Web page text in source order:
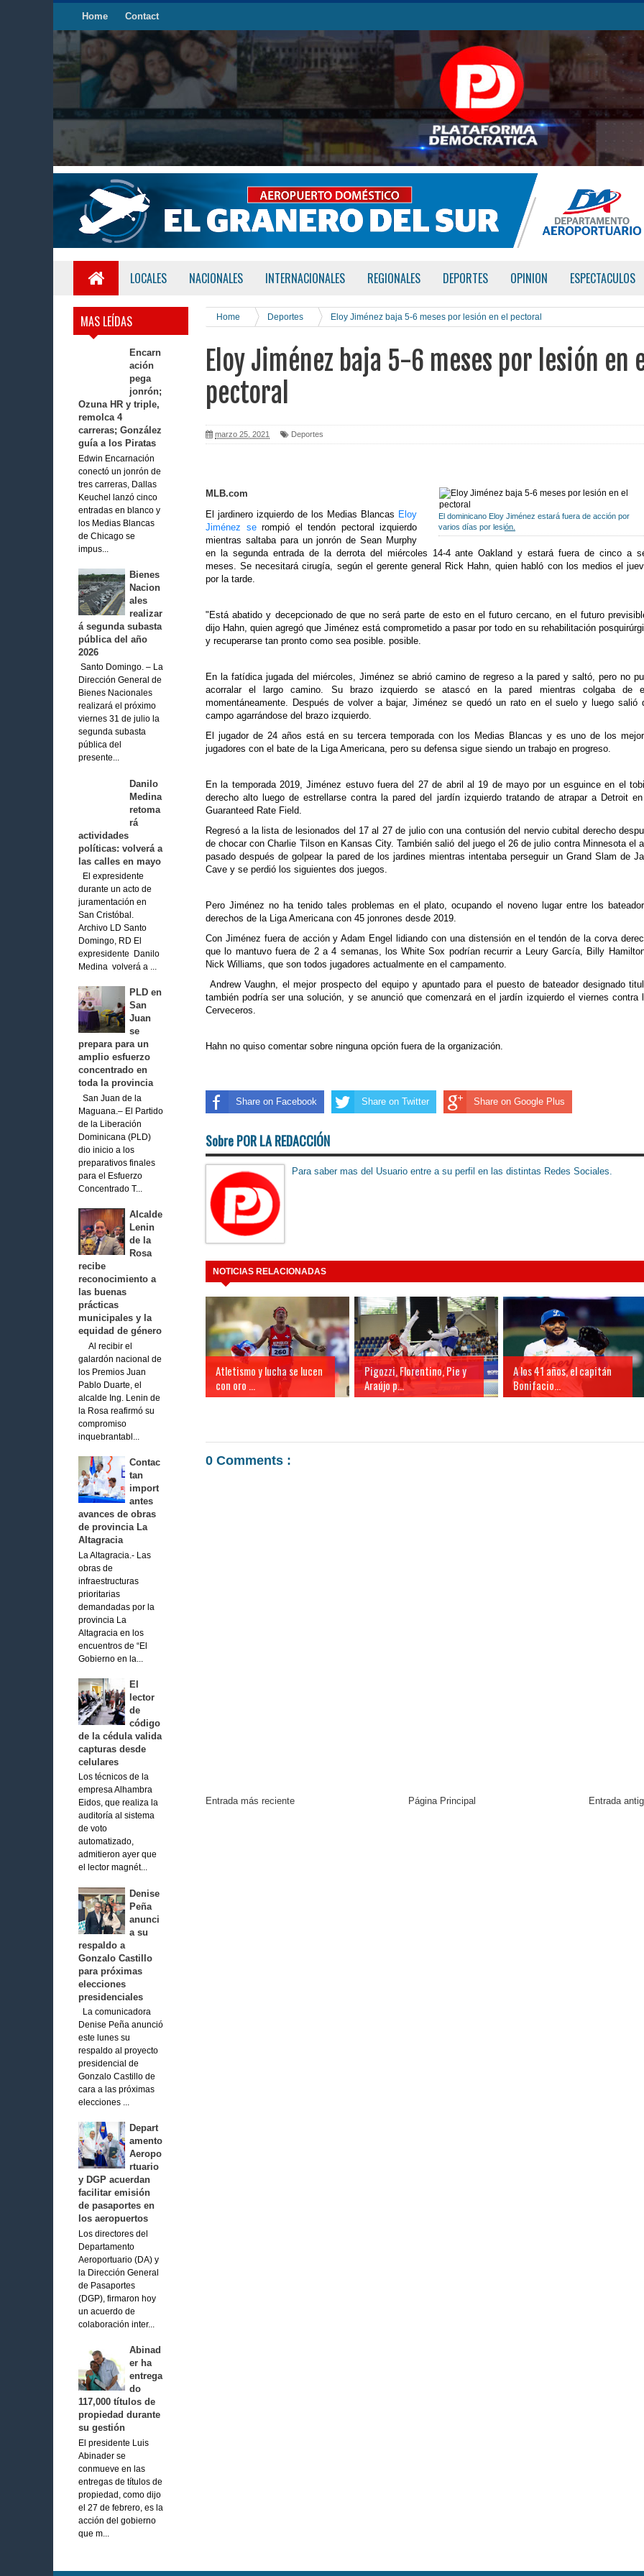
Home Contact
LOCALES NACIONALES INTERNACIONALES REGIONALES DEPORTES OPINION ESPECTACULOS
MAS LEÍDAS
Encarn
ación
pega
jonrón;
Ozuna HR y triple,
remolca 4
carreras; González
guía a los Piratas
Edwin Encarnación
conectó un jonrón de
tres carreras, Dallas
Keuchel lanzó cinco
entradas en blanco y
los Medias Blancas
de Chicago se
impus...
Bienes
Nacion
ales
realizar
á segunda subasta
pública del año
2026
Santo Domingo. – La
Dirección General de
Bienes Nacionales
realizará el próximo
viernes 31 de julio la
segunda subasta
pública del
presente...
Danilo
Medina
retoma
rá
actividades
políticas: volverá a
las calles en mayo
El expresidente
durante un acto de
juramentación en
San Cristóbal.
Archivo LD Santo
Domingo, RD El
expresidente Danilo
Medina volverá a ...
PLD en
San
Juan
se
prepara para un
amplio esfuerzo
concentrado en
toda la provincia
San Juan de la
Maguana.– El Partido
de la Liberación
Dominicana (PLD)
dio inicio a los
preparativos finales
para el Esfuerzo
Concentrado T...
Alcalde
Lenin
de la
Rosa
recibe
reconocimiento a
las buenas
prácticas
municipales y la
equidad de género
Al recibir el
galardón nacional de
los Premios Juan
Pablo Duarte, el
alcalde Ing. Lenin de
la Rosa reafirmó su
compromiso
inquebrantabl...
Contac
tan
import
antes
avances de obras
de provincia La
Altagracia
La Altagracia.- Las
obras de
infraestructuras
prioritarias
demandadas por la
provincia La
Altagracia en los
encuentros de “El
Gobierno en la...
El
lector
de
código
de la cédula valida
capturas desde
celulares
Los técnicos de la
empresa Alhambra
Eidos, que realiza la
auditoría al sistema
de voto
automatizado,
admitieron ayer que
el lector magnét...
Denise
Peña
anunci
a su
respaldo a
Gonzalo Castillo
para próximas
elecciones
presidenciales
La comunicadora
Denise Peña anunció
este lunes su
respaldo al proyecto
presidencial de
Gonzalo Castillo de
cara a las próximas
elecciones ...
Depart
amento
Aeropo
rtuario
y DGP acuerdan
facilitar emisión
de pasaportes en
los aeropuertos
Los directores del
Departamento
Aeroportuario (DA) y
la Dirección General
de Pasaportes
(DGP), firmaron hoy
un acuerdo de
colaboración inter...
Abinad
er ha
entrega
do
117,000 títulos de
propiedad durante
su gestión
El presidente Luis
Abinader se
conmueve en las
entregas de títulos de
propiedad, como dijo
el 27 de febrero, es la
acción del gobierno
que m...
Home Deportes Eloy Jiménez baja 5-6 meses por lesión en el pectoral
Eloy Jiménez baja 5-6 meses por lesión en
pectoral
marzo 25, 2021 Deportes
El dominicano Eloy Jiménez estará fuera de acción por
varios días por lesión.
MLB.com
El jardinero izquierdo de los Medias Blancas Eloy
Jiménez serompió el tendón pectoral izquierdo
mientras saltaba para un jonrón de Sean Murphy
en la segunda entrada de la derrota del miércoles 14-4 ante Oakland y estará fuera de cinco a
meses. Se necesitará cirugía, según el gerente general Rick Hahn, quien habló con los medios el
por la tarde.
"Está abatido y decepcionado de que no será parte de esto en el futuro cercano, en el futuro
dijo Hahn, quien agregó que Jiménez está comprometido a pasar por todo en su rehabilitación
y recuperarse tan pronto como sea posible. posible.
En la fatídica jugada del miércoles, Jiménez se abrió camino de regreso a la pared y saltó, pero no
acorralar el largo camino. Su brazo izquierdo se atascó en la pared mientras colgaba de
momentáneamente. Después de volver a bajar, Jiménez se quedó un rato en el suelo y luego salió
campo agarrándose del brazo izquierdo.
El jugador de 24 años está en su tercera temporada con los Medias Blancas y es uno de los
jugadores con el bate de la Liga Americana, pero su defensa sigue siendo un trabajo en progreso.
En la temporada 2019, Jiménez estuvo fuera del 27 de abril al 19 de mayo por un esguince en el
derecho alto luego de estrellarse contra la pared del jardín izquierdo tratando de atrapar a Detroit
Guaranteed Rate Field.
Regresó a la lista de lesionados del 17 al 27 de julio con una contusión del nervio cubital derecho
de chocar con Charlie Tilson en Kansas City. También salió del juego el 26 de julio contra Minnesota el
pasado después de golpear la pared de los jardines mientras intentaba perseguir un Grand Slam de
Cave y se perdió los siguientes dos juegos.
Pero Jiménez no ha tenido tales problemas en el plato, ocupando el noveno lugar entre los
derechos de la Liga Americana con 45 jonrones desde 2019.
Con Jiménez fuera de acción y Adam Engel lidiando con una distensión en el tendón de la corva
que lo mantuvo fuera de 2 a 4 semanas, los White Sox podrían recurrir a Leury García, Billy
Nick Williams, que son todos jugadores actualmente en el campamento.
Andrew Vaughn, el mejor prospecto del equipo y apuntado para el puesto de bateador designado
también podría ser una solución, y se anunció que comenzará en el jardín izquierdo el viernes contra
Cerveceros.
Hahn no quiso comentar sobre ninguna opción fuera de la organización.
Share on Facebook Share on Twitter Share on Google Plus
Sobre POR LA REDACCIÓN
Para saber mas del Usuario entre a su perfil en las distintas Redes Sociales.
NOTICIAS RELACIONADAS
Atletismo y lucha se lucen
con oro ...
Pigozzi, Florentino, Pie y
Araújo p...
A los 41 años, el capitán
Bonifacio...
0 Comments :
Entrada más reciente Entrada
Página Principal